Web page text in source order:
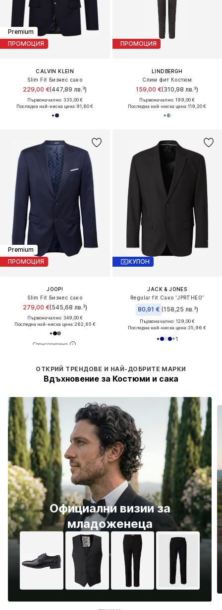
Premium
ПРОМОЦИЯ
CALVIN KLEIN
Slim Fit Бизнес сако
229,00 €(447,89 лв.³)
Първоначално: 335,00 €
Последна най-ниска цена:91,60 €
ПРОМОЦИЯ
LINDBERGH
Слим фит Костюм
159,00 €(310,98 лв.³)
Първоначално: 199,00 €
Последна най-ниска цена:119,20 €
Premium
ПРОМОЦИЯ
JOOP!
Slim Fit Бизнес сако
279,00 €(545,68 лв.³)
Първоначално: 349,00 €
Последна най-ниска цена:262,65 €
КУПОН
JACK & JONES
Regular fit Сако 'JPRTHEO'
80,91 € (158,25 лв.³)
Първоначално: 129,00 €
Последна най-ниска цена:35,96 €
+1
ОТКРИЙ ТРЕНДОВЕ И НАЙ-ДОБРИТЕ МАРКИ
Вдъхновение за Костюми и сака
Официални визии за
младоженеца